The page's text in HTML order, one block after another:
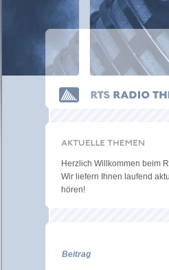
Herzlich Willkommen beim
Wir liefern Ihnen laufend
hören!
Beitrag